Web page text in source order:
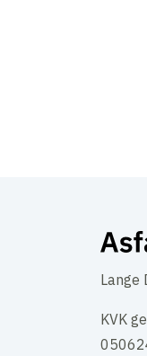
Lange
KVK